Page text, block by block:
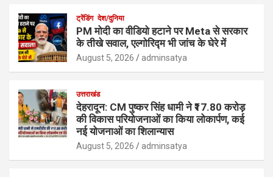
ट्रेंडिंग देश/दुनिया
PM मोदी का वीडियो हटाने पर Meta से सरकार
के तीखे सवाल, एल्गोरिद्म भी जांच के घेरे में
August 5, 2026 adminsatya
उत्तराखंड
देहरादून: CM पुष्कर सिंह धामी ने ₹17.80 करोड़
की विकास परियोजनाओं का किया लोकार्पण, कई
नई योजनाओं का शिलान्यास
August 5, 2026 adminsatya